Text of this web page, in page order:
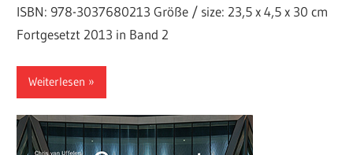
ISBN: 978-3037680213 Größe / size: 23,5 x 4,5 x 30 cm
Fortgesetzt 2013 in Band 2
Weiterlesen